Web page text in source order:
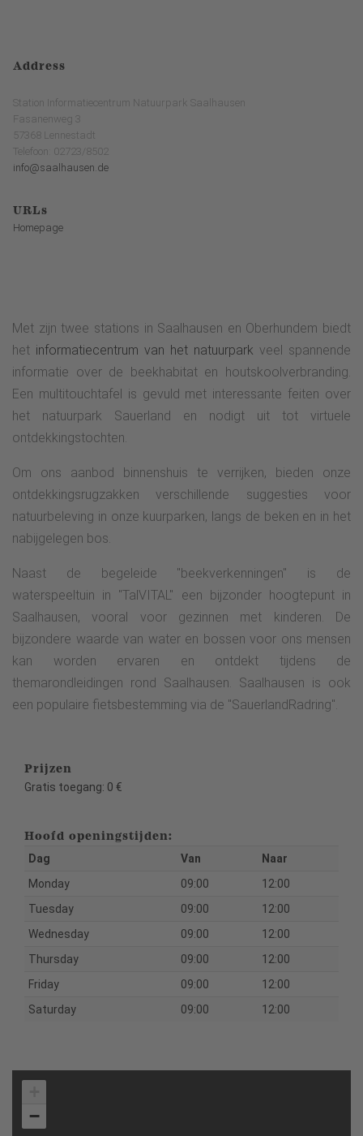
Address
Station Informatiecentrum Natuurpark Saalhausen
Fasanenweg 3
57368 Lennestadt
Telefoon: 02723/8502
info@saalhausen.de
URLs
Homepage
Met zijn twee stations in Saalhausen en Oberhundem biedt
het informatiecentrum van het natuurpark veel spannende
informatie over de beekhabitat en houtskoolverbranding.
Een multitouchtafel is gevuld met interessante feiten over
het natuurpark Sauerland en nodigt uit tot virtuele
ontdekkingstochten.
Om ons aanbod binnenshuis te verrijken, bieden onze
ontdekkingsrugzakken verschillende suggesties voor
natuurbeleving in onze kuurparken, langs de beken en in het
nabijgelegen bos.
Naast de begeleide "beekverkenningen" is de
waterspeeltuin in "TalVITAL" een bijzonder hoogtepunt in
Saalhausen, vooral voor gezinnen met kinderen. De
bijzondere waarde van water en bossen voor ons mensen
kan worden ervaren en ontdekt tijdens de
themarondleidingen rond Saalhausen. Saalhausen is ook
een populaire fietsbestemming via de "SauerlandRadring".
Prijzen
Gratis toegang: 0 €
Hoofd openingstijden:
Dag Van
Naar
Monday
09:00
12:00
Tuesday
09:00
12:00
Wednesday
09:00
12:00
Thursday
09:00
12:00
Friday
09:00
12:00
Saturday
09:00 12:00
−